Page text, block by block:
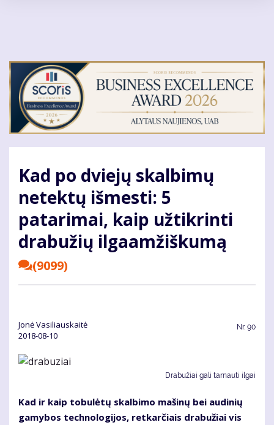
Kad po dviejų skalbimų
netektų išmesti: 5
patarimai, kaip užtikrinti
drabužių ilgaamžiškumą
(9099)
Jonė Vasiliauskaitė
2018-08-10
Nr. 90
Drabužiai gali tarnauti ilgai
Kad ir kaip tobulėtų skalbimo mašinų bei audinių
gamybos technologijos, retkarčiais drabužiai vis